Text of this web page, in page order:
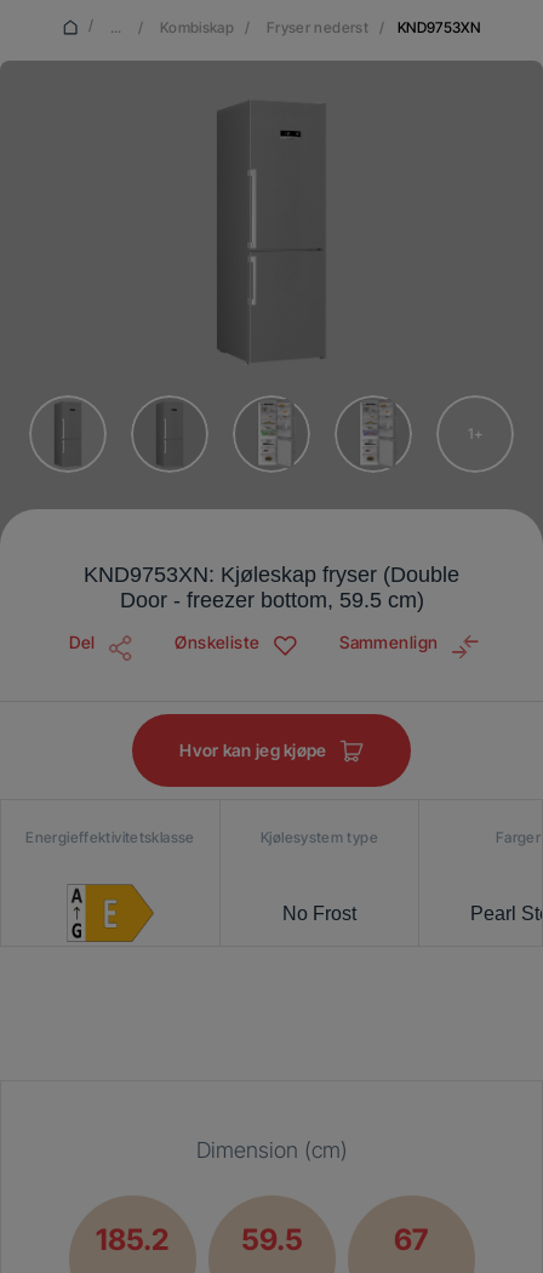
/ ... / Kombiskap / Fryser nederst / KND9753XN
1
KND9753XN: Kjøleskap fryser (Double
Door - freezer bottom, 59.5 cm)
Del Ønskeliste Sammenlign
Hvor kan jeg kjøpe
Energieffektivitetsklasse Kjølesystem type
No Frost
Farger
Pearl
Dimension (cm)
185.2 59.5 67